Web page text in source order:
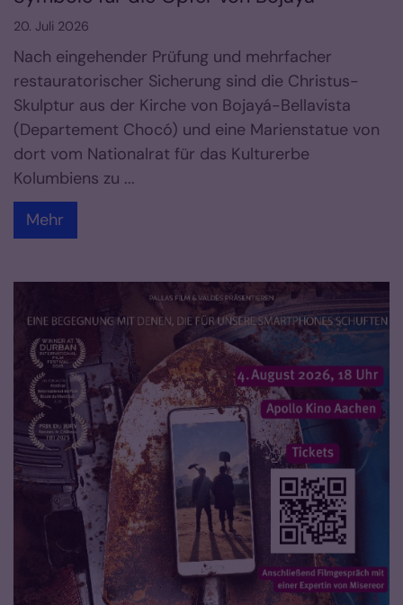
20. Juli 2026
Nach eingehender Prüfung und mehrfacher
restauratorischer Sicherung sind die Christus-
Skulptur aus der Kirche von Bojayá-Bellavista
(Departement Chocó) und eine Marienstatue von
dort vom Nationalrat für das Kulturerbe
Kolumbiens zu ...
Mehr